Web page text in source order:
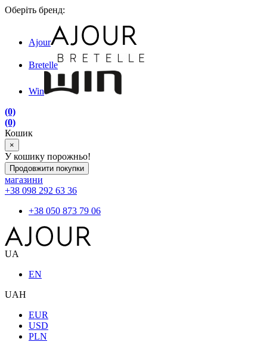
Оберіть бренд:
Ajour
Bretelle
Win
(0)
(0)
Кошик
×
У кошику порожньо!
Продовжити покупки
магазини
+38 098 292 63 36
+38 050 873 79 06
UA
EN
UAH
EUR
USD
PLN